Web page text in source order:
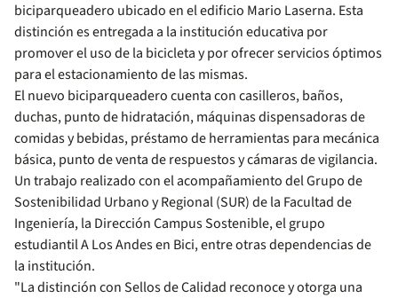
biciparqueadero ubicado en el edificio Mario Laserna. Esta
distinción es entregada a la institución educativa por
promover el uso de la bicicleta y por ofrecer servicios óptimos
para el estacionamiento de las mismas.
El nuevo biciparqueadero cuenta con casilleros, baños,
duchas, punto de hidratación, máquinas dispensadoras de
comidas y bebidas, préstamo de herramientas para mecánica
básica, punto de venta de respuestos y cámaras de vigilancia.
Un trabajo realizado con el acompañamiento del Grupo de
Sostenibilidad Urbano y Regional (SUR) de la Facultad de
Ingeniería, la Dirección Campus Sostenible, el grupo
estudiantil A Los Andes en Bici, entre otras dependencias de
la institución.
"La distinción con Sellos de Calidad reconoce y otorga una